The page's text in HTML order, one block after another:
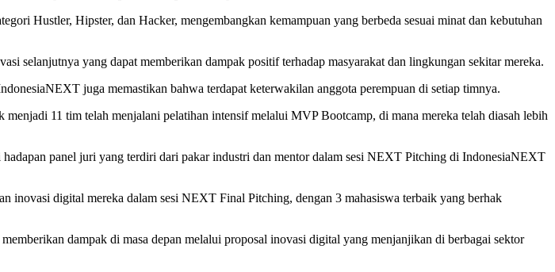
Hustler, Hipster, dan Hacker, mengembangkan kemampuan yang berbeda sesuai minat dan kebutuhan
selanjutnya yang dapat memberikan dampak positif terhadap masyarakat dan lingkungan sekitar mereka.
juga memastikan bahwa terdapat keterwakilan anggota perempuan di setiap timnya.
11 tim telah menjalani pelatihan intensif melalui MVP Bootcamp, di mana mereka telah diasah lebih
panel juri yang terdiri dari pakar industri dan mentor dalam sesi NEXT Pitching di IndonesiaNEXT
inovasi digital mereka dalam sesi NEXT Final Pitching, dengan 3 mahasiswa terbaik yang berhak
dampak di masa depan melalui proposal inovasi digital yang menjanjikan di berbagai sektor